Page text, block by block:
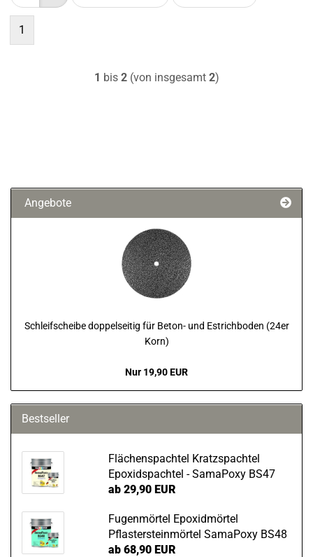
1
1 bis 2(von insgesamt 2)
Angebote
Schleifscheibe doppelseitig für Beton- und Estrichboden (24er
Korn)
Nur 19,90 EUR
Bestseller
Flächenspachtel Kratzspachtel
Epoxidspachtel - SamaPoxy BS47
ab 29,90 EUR
Fugenmörtel Epoxidmörtel
Pflastersteinmörtel SamaPoxy BS48
ab 68,90 EUR